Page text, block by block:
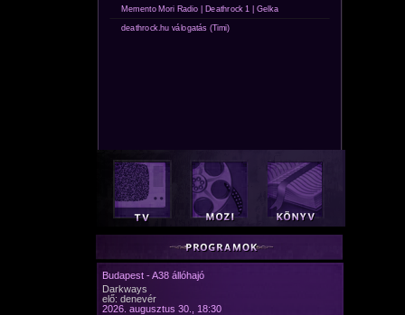
Budapest - A38 állóhajó
Darkways
elő: denevér
2026. augusztus 30., 18:30